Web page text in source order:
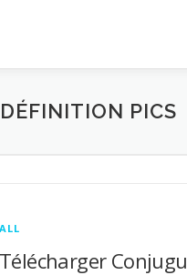
PICS
ALL
Télécharger